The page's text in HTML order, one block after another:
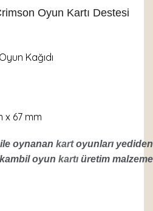
Oyun Kartı Destesi
Kağıdı
x 67 mm
oynanan kartoyunları
oyun kartı üretim